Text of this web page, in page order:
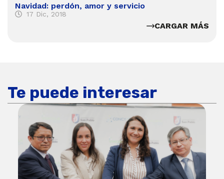
Navidad: perdón, amor y servicio
17 Dic, 2018
CARGAR MÁS
Te puede interesar